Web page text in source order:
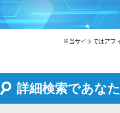
※当サイトではアフ
詳細検索であな